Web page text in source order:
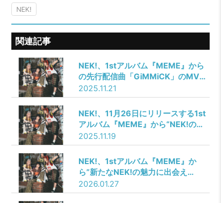
NEK!
関連記事
NEK!、1stアルバム『MEME』から
の先行配信曲「GiMMiCK」のMVを
公開！
2025.11.21
NEK!、11月26日にリリースする1st
アルバム『MEME』から“NEK!の力
強い精神性”を表した新曲
「GiMMiCK」を先行配信開始！さら
に、MVをプレミア公開！リリース
を記念した配信CPも開催！
2025.11.19
NEK!、1stアルバム『MEME』か
ら”新たなNEK!の魅力に出会え
る”「Scrap Book」のMVを公開！
2026.01.27